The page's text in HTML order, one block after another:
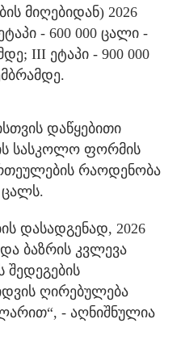
მიღებიდან) 2026
- 600 000 ცალი -
III ეტაპი - 900 000
დაწყებითი
სასკოლო ფორმის
რაოდენობა
ცალს.
დასადგენად, 2026
ბაზრის კვლევა
შედეგების
ღირებულება
- აღნიშნულია